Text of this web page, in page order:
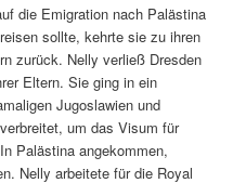
die Emigration nach Palästina
sollte, kehrte sie zu ihren
zurück. Nelly verließ Dresden
Eltern. Sie ging in ein
Jugoslawien und
um das Visum für
Palästina angekommen,
Nelly arbeitete für die Royal